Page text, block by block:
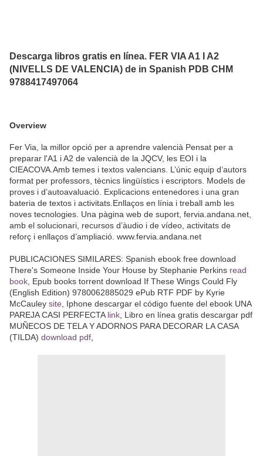
Descarga libros gratis en línea. FER VIA A1 I A2
(NIVELLS DE VALENCIA) de in Spanish PDB CHM
9788417497064
Overview
Fer Via, la millor opció per a aprendre valencià Pensat per a
preparar l'A1 i A2 de valencià de la JQCV, les EOI i la
CIEACOVA.Amb temes i textos valencians. L’únic equip d’autors
format per professors, tècnics lingüístics i escriptors. Models de
proves i d’autoavaluació. Explicacions entenedores i una gran
bateria de textos i activitats.Enllaços en línia i treball amb les
noves tecnologies. Una pàgina web de suport, fervia.andana.net,
amb el solucionari, recursos d’àudio i de vídeo, activitats de
reforç i enllaços d’ampliació. www.fervia.andana.net
PUBLICACIONES SIMILARES: Spanish ebook free download
There's Someone Inside Your House by Stephanie Perkins read
book, Epub books torrent download If These Wings Could Fly
(English Edition) 9780062885029 ePub RTF PDF by Kyrie
McCauley site, Iphone descargar el código fuente del ebook UNA
PAREJA CASI PERFECTAlink, Libro en línea gratis descargar pdf
MUÑECOS DE TELA Y ADORNOS PARA DECORAR LA CASA
(TILDA) download pdf,